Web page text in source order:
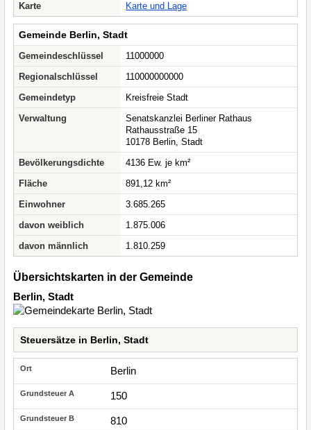
Karte
Karte und Lage
Gemeinde Berlin, Stadt
Gemeindeschlüssel
11000000
Regionalschlüssel
110000000000
Gemeindetyp
Kreisfreie Stadt
Verwaltung
Senatskanzlei Berliner Rathaus
Rathausstraße 15
10178 Berlin, Stadt
Bevölkerungsdichte
4136 Ew. je km²
Fläche
891,12 km²
Einwohner
3.685.265
davon weiblich
1.875.006
davon männlich
1.810.259
Übersichtskarten in der Gemeinde
Berlin, Stadt
Steuersätze in Berlin, Stadt
Berlin
150
810